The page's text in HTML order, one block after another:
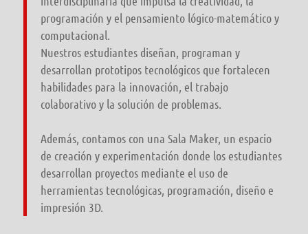
programación y el pensamiento lógico-matemático y
computacional.
Nuestros estudiantes diseñan, programan y
desarrollan prototipos tecnológicos que fortalecen
habilidades para la innovación, el trabajo
colaborativo y la solución de problemas.
Además, contamos con una Sala Maker, un espacio
de creación y experimentación donde los estudiantes
desarrollan proyectos mediante el uso de
herramientas tecnológicas, programación, diseño e
impresión 3D.